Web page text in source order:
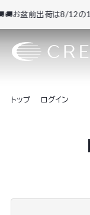
お盆前出荷は8/12の10
トップ ログイン